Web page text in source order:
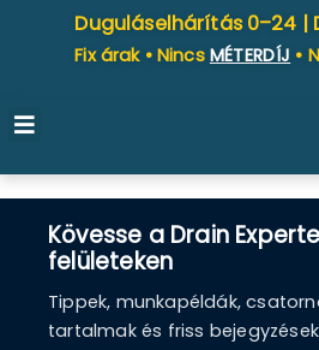
Duguláselhárítás 0–24 |
Fix árak • Nincs MÉTERDÍJ •
Kövesse a Drain
felületeken
Tippek, munkapéldák,
tartalmak és friss